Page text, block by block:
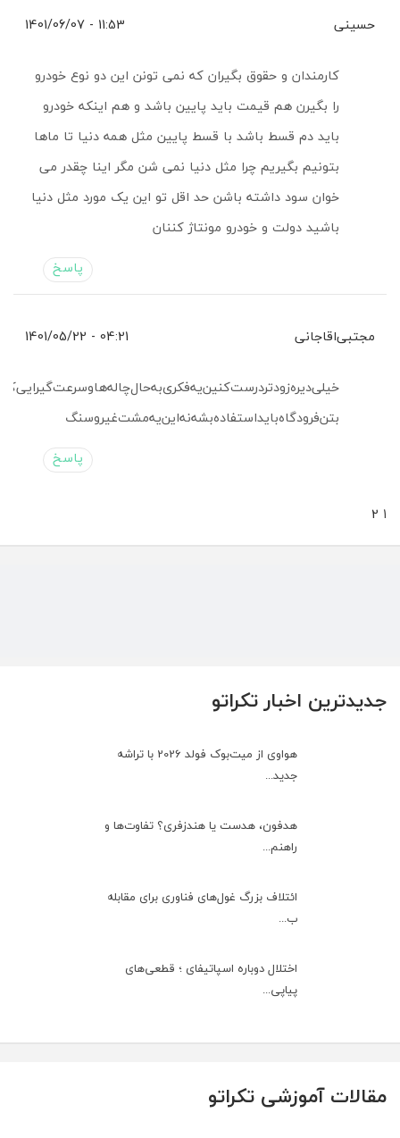
جدیدترین اخبار تکراتو
هواوی از میت‌بوک فولد 2026 با تراشه
جدید...
هدفون، هدست یا هندزفری؟ تفاوت‌ها و
راهنم...
ائتلاف بزرگ غول‌های فناوری برای مقابله
ب...
اختلال دوباره اسپاتیفای ؛ قطعی‌های
پیاپی...
حسینی 11:53 - 1401/06/07
کارمندان و حقوق بگیران که نمی تونن این دو نوع خودرو
را بگیرن هم قیمت باید پایین باشد و هم اینکه خودرو
باید دم قسط باشد با قسط پایین مثل همه دنیا تا ماها
بتونیم بگیریم چرا مثل دنیا نمی شن مگر اینا چقدر می
خوان سود داشته باشن حد اقل تو این یک مورد مثل دنیا
باشید دولت و خودرو مونتاژ کننان
پاسخ
مجتبی‌اقاجانی 04:21 - 1401/05/22
بتن‌فرودگاه‌باید‌استفاده‌بشه‌نه‌این‌یه‌مشت‌غیر‌وسنگ
پاسخ
صفحه‌بندی
دیدگاه‌ها
»1
2
مقالات آموزشی تکراتو